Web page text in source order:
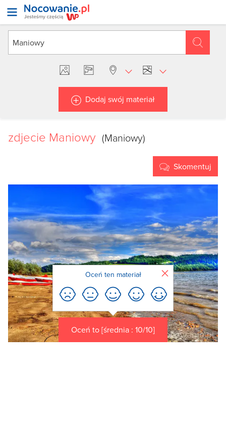
Dodaj swój materiał
zdjecie Maniowy (Maniowy)
Skomentuj
Oceń to [średnia : 10/10]
Oceń ten materiał Zamknij